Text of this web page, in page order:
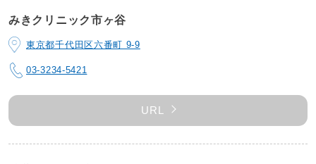
みきクリニック市ヶ谷
東京都千代田区六番町 9-9
03-3234-5421
URL